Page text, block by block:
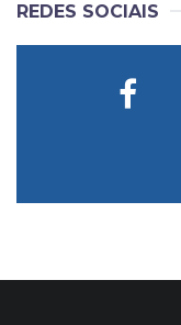
REDES SOCIAIS